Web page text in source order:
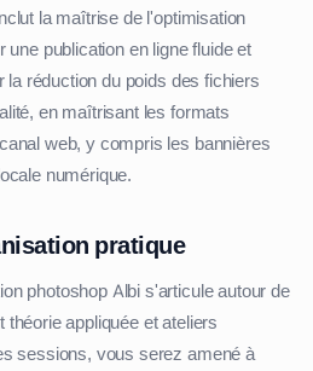
la maîtrise de l'optimisation
publication en ligne fluide et
la réduction du poids des fichiers
en maîtrisant les formats
web, y compris les bannières
numérique.
pratique
photoshop Albi s'articule autour de
appliquée et ateliers
sessions, vous serez amené à